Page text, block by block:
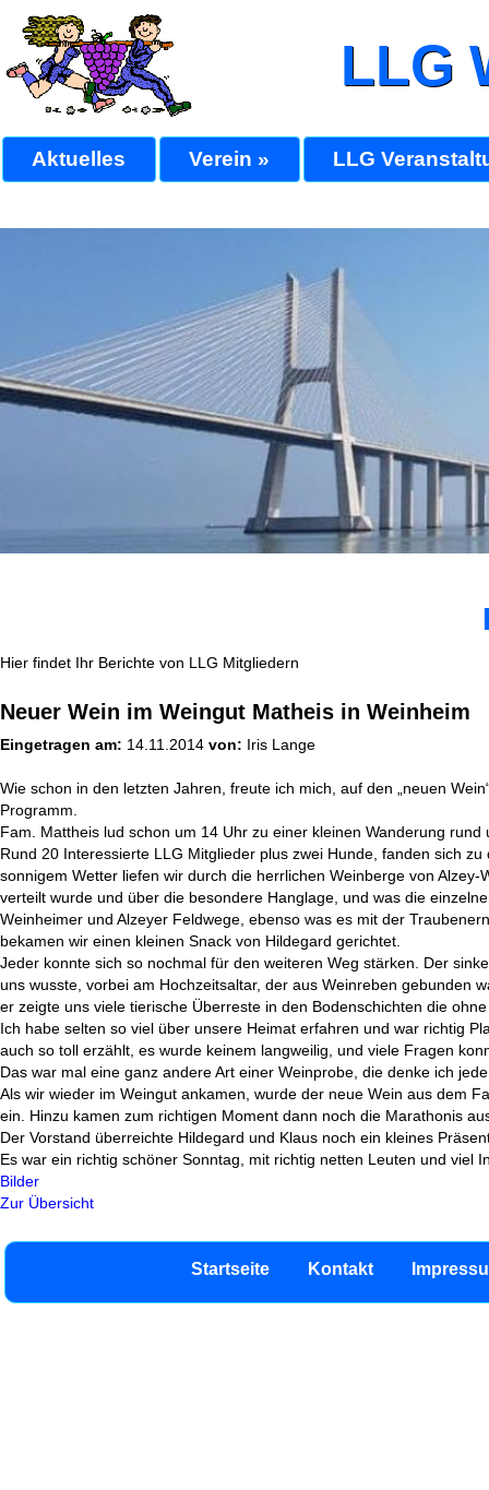
LLG
Aktuelles Verein » LLG
Hier findet Ihr Berichte von LLG Mitgliedern
Neuer Wein im Weingut Matheis in Weinheim
Eingetragen am: 14.11.2014 von: Iris Lange
Wie schon in den letzten Jahren, freute ich mich, auf den „neuen
Programm.
Fam. Mattheis lud schon um 14 Uhr zu einer kleinen Wanderung rund
Rund 20 Interessierte LLG Mitglieder plus zwei Hunde, fanden sich
sonnigem Wetter liefen wir durch die herrlichen Weinberge von
verteilt wurde und über die besondere Hanglage, und was die
Weinheimer und Alzeyer Feldwege, ebenso was es mit der
bekamen wir einen kleinen Snack von Hildegard gerichtet.
Jeder konnte sich so nochmal für den weiteren Weg stärken. Der
uns wusste, vorbei am Hochzeitsaltar, der aus Weinreben gebunden
er zeigte uns viele tierische Überreste in den Bodenschichten die
Ich habe selten so viel über unsere Heimat erfahren und war richtig
auch so toll erzählt, es wurde keinem langweilig, und viele Fragen
Das war mal eine ganz andere Art einer Weinprobe, die denke ich
Als wir wieder im Weingut ankamen, wurde der neue Wein aus dem
ein. Hinzu kamen zum richtigen Moment dann noch die Marathonis
Der Vorstand überreichte Hildegard und Klaus noch ein kleines
Es war ein richtig schöner Sonntag, mit richtig netten Leuten und viel
Bilder
Zur Übersicht
Startseite Kontakt